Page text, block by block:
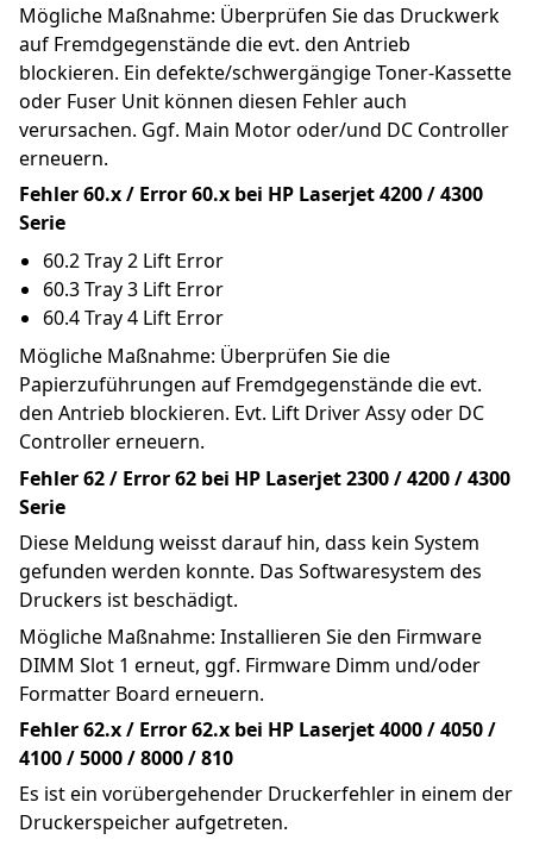
Mögliche Maßnahme: Überprüfen Sie das Druckwerk
auf Fremdgegenstände die evt. den Antrieb
blockieren. Ein defekte/schwergängige Toner-Kassette
oder Fuser Unit können diesen Fehler auch
verursachen. Ggf. Main Motor oder/und DC Controller
erneuern.
Fehler 60.x / Error 60.x bei HP Laserjet 4200 / 4300
Serie
60.2 Tray 2 Lift Error
60.3 Tray 3 Lift Error
60.4 Tray 4 Lift Error
Mögliche Maßnahme: Überprüfen Sie die
Papierzuführungen auf Fremdgegenstände die evt.
den Antrieb blockieren. Evt. Lift Driver Assy oder DC
Controller erneuern.
Fehler 62 / Error 62 bei HP Laserjet 2300 / 4200 / 4300
Serie
Diese Meldung weisst darauf hin, dass kein System
gefunden werden konnte. Das Softwaresystem des
Druckers ist beschädigt.
Mögliche Maßnahme: Installieren Sie den Firmware
DIMM Slot 1 erneut, ggf. Firmware Dimm und/oder
Formatter Board erneuern.
Fehler 62.x / Error 62.x bei HP Laserjet 4000 / 4050 /
4100 / 5000 / 8000 / 810
Es ist ein vorübergehender Druckerfehler in einem der
Druckerspeicher aufgetreten.